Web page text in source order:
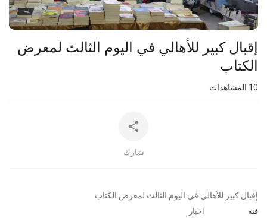
360p
240p
إقبال كبير للأهالي في اليوم الثالث لمعرض
الكتاب
المشاهدات
شارك
⁣إقبال كبير للأهالي في اليوم الثالث لمعرض الكتاب
فئة اخبار